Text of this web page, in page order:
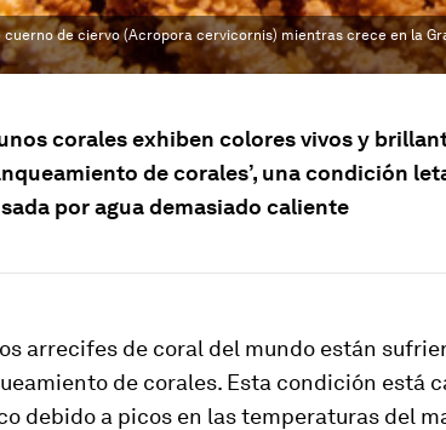
de ciervo (Acropora cervicornis) mientras crece en la
corales exhiben colores vivos y
de corales’, una condición
por agua demasiado caliente
arrecifes de coral del mundo están
de corales. Esta condición está
debido a picos en las temperaturas del